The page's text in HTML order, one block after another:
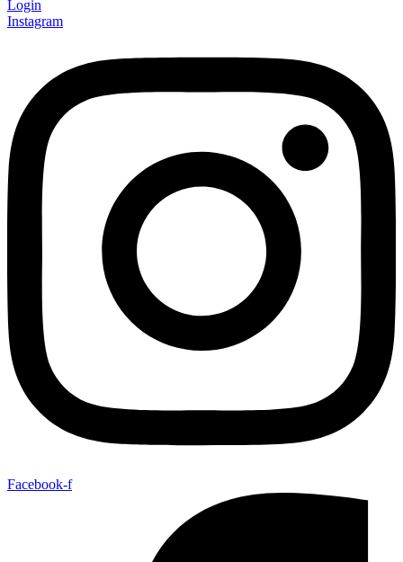
Login
Instagram
Facebook-f